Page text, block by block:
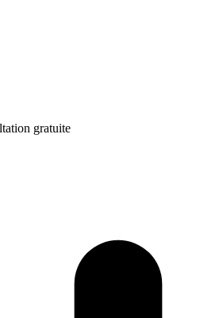
gratuite